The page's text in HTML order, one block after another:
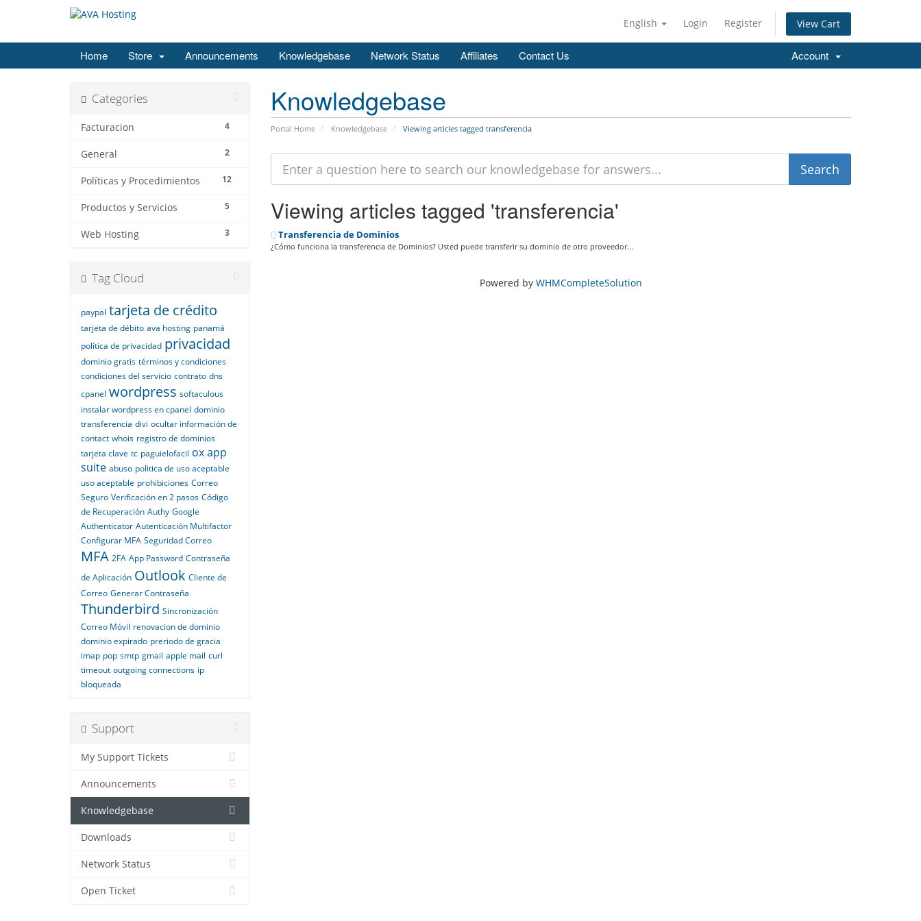
English Login Register View Cart
Home Store Announcements Knowledgebase Network Status Affiliates Contact Us Account
Knowledgebase
Portal Home Knowledgebase Viewing articles tagged transferencia
Categories
4
Facturacion
2
General
12
Políticas y Procedimientos
5
Productos y Servicios
3
Web Hosting
Viewing articles tagged 'transferencia'
Transferencia de Dominios
¿Cómo funciona la transferencia de Dominios? Usted puede transferir su dominio de otro proveedor...
Powered by WHMCompleteSolution
Tag Cloud
paypal tarjeta de crédito
tarjeta de débito ava hosting panamá
política de privacidad privacidad
dominio gratis términos y condiciones
condiciones del servicio contrato dns
cpanel wordpress softaculous
instalar wordpress en cpanel dominio
transferencia divi ocultar información de
contact whois registro de dominios
tarjeta clave tc paguielofacil ox app
suite abuso polìtica de uso aceptable
uso aceptable prohibiciones Correo
Seguro Verificación en 2 pasos Código
de Recuperación Authy Google
Authenticator Autenticación Multifactor
Configurar MFA Seguridad Correo
MFA 2FA App Password Contraseña
de Aplicación Outlook Cliente de
Correo Generar Contraseña
Thunderbird Sincronización
Correo Móvil renovacion de dominio
dominio expirado preriodo de gracia
imap pop smtp gmail apple mail curl
timeout outgoing connections ip
bloqueada
Support
My Support Tickets
Announcements
Knowledgebase
Downloads
Network Status
Open Ticket